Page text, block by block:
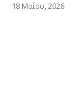
18 Μαΐου, 2026